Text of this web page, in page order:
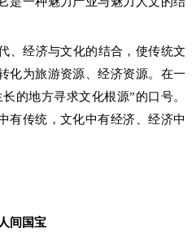
、经济与文化的结合，使传统文
化为旅游资源、经济资源。在一
的地方寻求文化根源”的口号。
有传统，文化中有经济、经济中
间国宝